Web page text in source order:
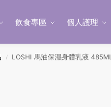
飲食專區 個人護理
/ LOSHI 馬油保濕身體乳液 485ML